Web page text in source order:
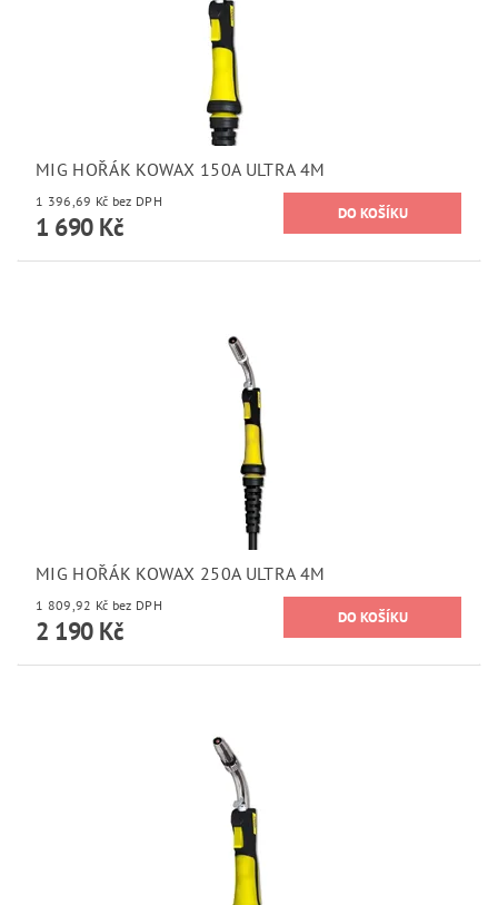
MIG HOŘÁK KOWAX 150A ULTRA 4M
1 396,69 Kč bez DPH
1 690 Kč
MIG HOŘÁK KOWAX 250A ULTRA 4M
1 809,92 Kč bez DPH
2 190 Kč